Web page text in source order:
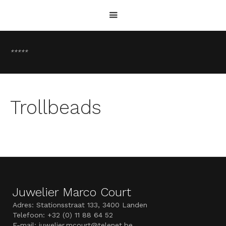
*****
Trollbeads
Juwelier Marco Court
Adres: Stationsstraat 133, 3400 Landen
Telefoon: +32 (0) 11 88 64 52